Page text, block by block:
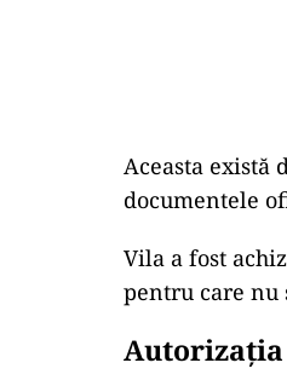
Aceasta există
documentele
Vila a fost
pentru care nu
Autorizația